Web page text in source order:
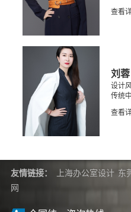
查看
刘蓉
设计
传统
查看
友情链接： 上海办公室设计 东
网